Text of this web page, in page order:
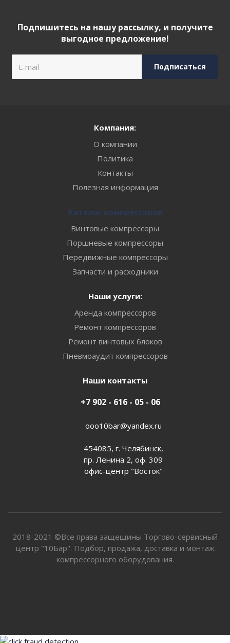
Подпишитесь на нашу рассылку, и получите
выгодное предложение!
Компания:
О компании
Политика
Контакты
Полезная информация
Каталог компрессоров
Винтовые компрессоры
Поршневые компрессоры
Передвижные компрессоры
Запчасти и расходники
Наши услуги:
Аренда компрессоров
Ремонт компрессоров
Ремонт винтовых блоков
Пневмоаудит компрессоров
Наши контакты
+7 902 - 616 - 05 - 06
ooo10bar@yandex.ru
454085, г. Челябинск,
пр. Ленина 2, оф. 309
офис-центр "Восток"
2018-2021 ©Все права защещины Торгово-сервисный
центр "10Бар". Подбор, продажа, доставка и монтаж
компрессорного оборудования.